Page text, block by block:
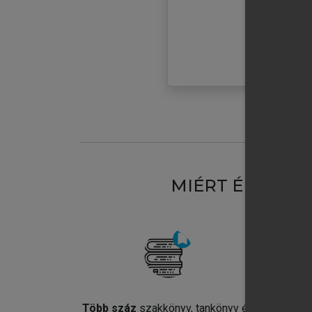
MIÉRT
Több száz szakkönyv, tankönyv és